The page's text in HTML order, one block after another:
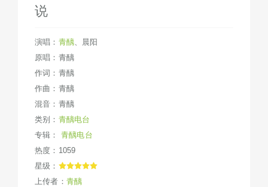
说
演唱： 青醨、
晨阳
原唱：青醨
作词：青醨
作曲：青醨
混音：青醨
类别： 青醨电台
专辑： 青醨电台
热度：1059
星级：
上传者： 青醨